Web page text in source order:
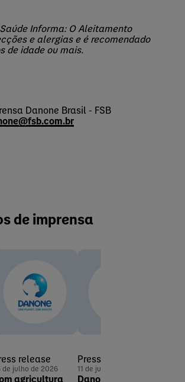
Informa: O Aleitamento
e alergias e é recomendado
de idade ou mais.
Danone Brasil - FSB
de imprensa
release
de julho de 2026
agricultura
Press release
11 de junho de 2026
Danone Brasil abre